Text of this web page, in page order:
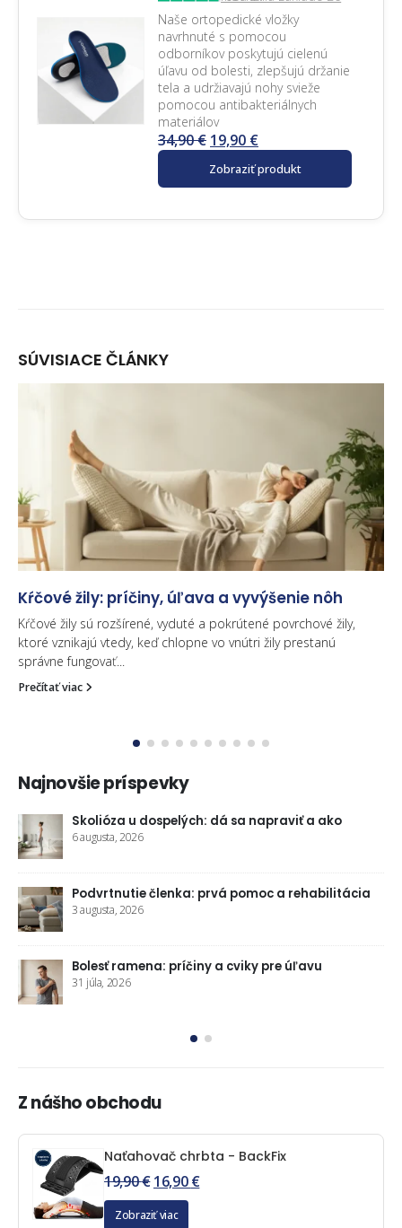
Naše ortopedické vložky
navrhnuté s pomocou
odborníkov poskytujú cielenú
úľavu od bolesti, zlepšujú držanie
tela a udržiavajú nohy svieže
pomocou antibakteriálnych
materiálov
34,90€ 19,90 €
Zobraziť produkt
SÚVISIACE ČLÁNKY
Kŕčové žily: príčiny, úľava a vyvýšenie nôh
Kŕčové žily sú rozšírené, vyduté a pokrútené povrchové žily,
ktoré vznikajú vtedy, keď chlopne vo vnútri žily prestanú
správne fungovať...
Prečítať viac
Najnovšie príspevky
Skolióza u dospelých: dá sa napraviť a ako
6 augusta, 2026
Podvrtnutie členka: prvá pomoc a rehabilitácia
3 augusta, 2026
Bolesť ramena: príčiny a cviky pre úľavu
31 júla, 2026
Z nášho obchodu
Naťahovač chrbta - BackFix
19,90€ 16,90€
Zobraziť viac